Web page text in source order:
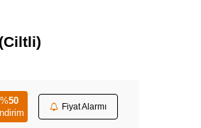
%50
Fiyat Alarmı